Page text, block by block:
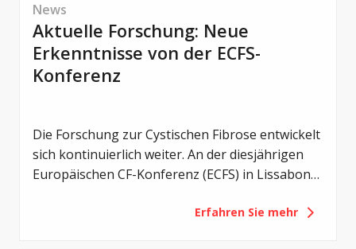
News
Aktuelle Forschung: Neue
Erkenntnisse von der ECFS-
Konferenz
Die Forschung zur Cystischen Fibrose entwickelt
sich kontinuierlich weiter. An der diesjährigen
Europäischen CF-Konferenz (ECFS) in Lissabon
von einem noch früheren Einsatz von CFTR-
Erfahren Sie mehr